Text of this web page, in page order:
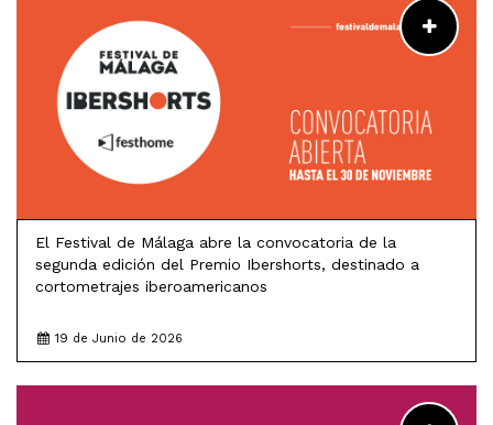
El Festival de Málaga abre la convocatoria de la
segunda edición del Premio Ibershorts, destinado a
cortometrajes iberoamericanos
19 de Junio de 2026